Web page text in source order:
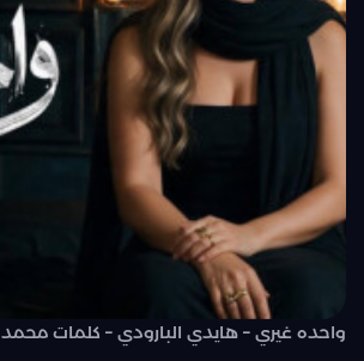
واحده غيري – هايدي البارودي – كلمات محمد